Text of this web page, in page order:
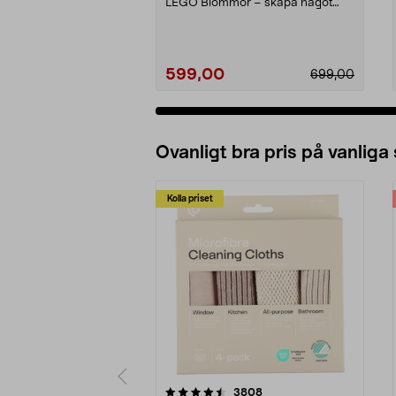
LEGO Blommor – skapa något
599,00 699,00
Ovanligt bra pris på vanliga
Kolla priset
3808recensioner
4.0av 5 stjärnor